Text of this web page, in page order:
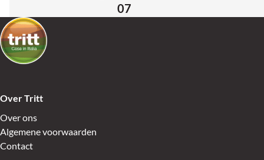
07
Over Tritt
Over ons
Algemene voorwaarden
Contact